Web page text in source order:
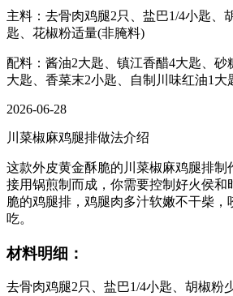
主料：去骨肉鸡腿2只、盐巴1/4小匙、
匙、花椒粉适量(非腌料)
配料：酱油2大匙、镇江香醋4大匙、砂
大匙、香菜末2小匙、自制川味红油1大
2026-06-28
川菜椒麻鸡腿排做法介绍
这款外皮黄金酥脆的川菜椒麻鸡腿排制
接用锅煎制而成，你需要控制好火侯和
脆的鸡腿排，鸡腿肉多汁软嫩不干柴，
吃。
材料明细：
去骨肉鸡腿2只、盐巴1/4小匙、胡椒粉